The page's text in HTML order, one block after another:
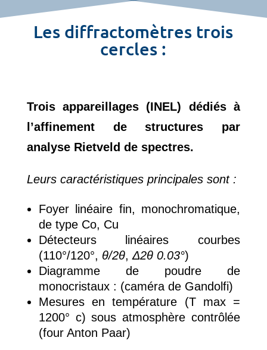
Les diffractomètres trois
cercles :
Trois appareillages (INEL) dédiés à
l’affinement de structures par
analyse Rietveld de spectres.
Leurs caractéristiques principales sont :
Foyer linéaire fin, monochromatique,
de type Co, Cu
Détecteurs linéaires courbes
(110°/120°, θ/2θ, Δ2θ 0.03°)
Diagramme de poudre de
monocristaux : (caméra de Gandolfi)
Mesures en température (T max =
1200° c) sous atmosphère contrôlée
(four Anton Paar)